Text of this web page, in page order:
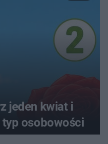
jeden kwiat i
osobowości